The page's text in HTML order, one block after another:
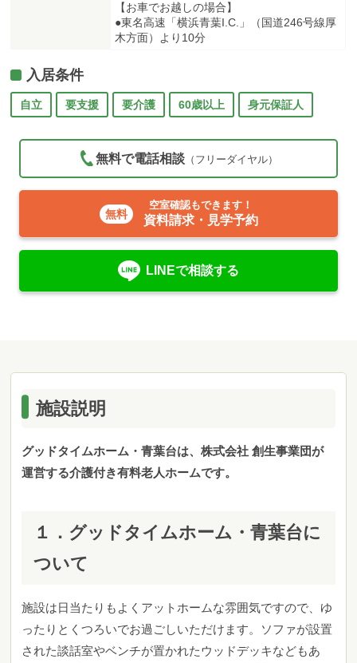
【お車でお越しの場合】
●東名高速「横浜青葉I.C.」（国道246号線厚
木方面）より10分
入居条件
自立 要支援 要介護 60歳以上 身元保証人
無料で電話相談（フリーダイヤル）
空室確認もできます！
資料請求・見学予約
LINEで相談する
施設説明
グッドタイムホーム・青葉台は、株式会社 創生事業団が
運営する介護付き有料老人ホームです。
１．グッドタイムホーム・青葉台に
ついて
施設は日当たりもよくアットホームな雰囲気ですので、ゆ
ったりとくつろいでお過ごしいただけます。ソファが設置
された談話室やベンチが置かれたウッドデッキなどもあ